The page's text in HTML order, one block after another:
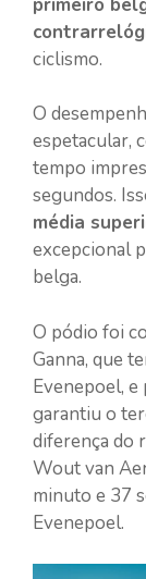
ciclismo.
O
espetacular,
tempo
segundos.
média
excepcional
belga.
O pódio foi
Ganna, que
Evenepoel,
garantiu o
diferença do
Wout van
minuto e 37
Evenepoel.